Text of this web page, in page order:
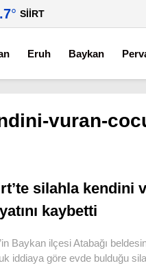
° SIIRT
Eruh Baykan
vuran-
silahla kendini
kaybetti
Baykan ilçesi Atabağı
iddiaya göre evde bulduğu